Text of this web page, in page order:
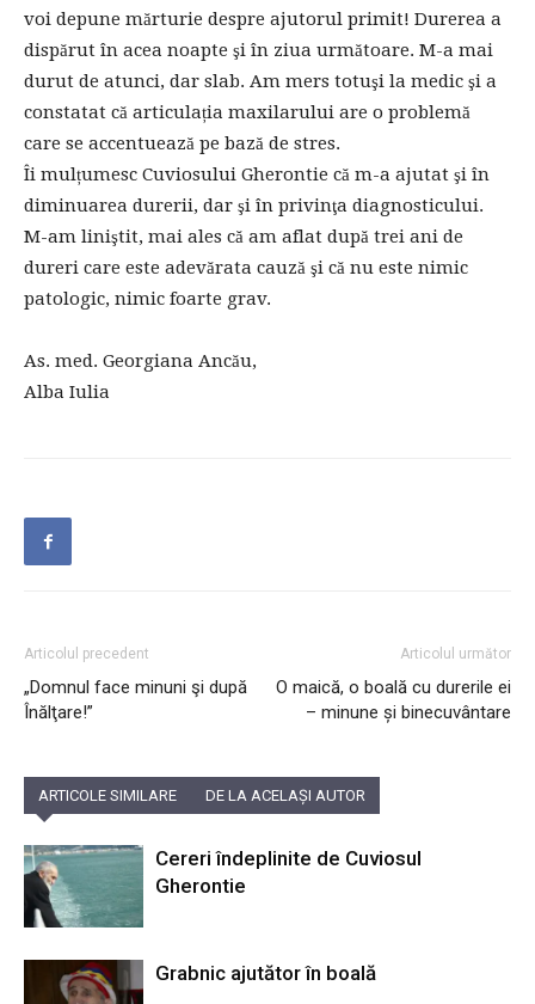
voi depune mărturie despre ajutorul primit! Durerea a
dispărut în acea noapte şi în ziua următoare. M-a mai
durut de atunci, dar slab. Am mers totuşi la medic şi a
constatat că articulația maxilarului are o problemă
care se accentuează pe bază de stres.
Îi mulțumesc Cuviosului Gherontie că m-a ajutat şi în
diminuarea durerii, dar şi în privinţa diagnosticului.
M-am liniştit, mai ales că am aflat după trei ani de
dureri care este adevărata cauză şi că nu este nimic
patologic, nimic foarte grav.
As. med. Georgiana Ancău,
Alba Iulia
Articolul precedent
„Domnul face minuni şi după
Înălţare!”
Articolul următor
O maică, o boală cu durerile ei
– minune și binecuvântare
ARTICOLE SIMILARE DE LA ACELAȘI AUTOR
Cereri îndeplinite de Cuviosul
Gherontie
Grabnic ajutător în boală